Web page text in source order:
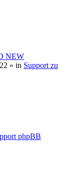
NEW
» in Support zu
phpBB